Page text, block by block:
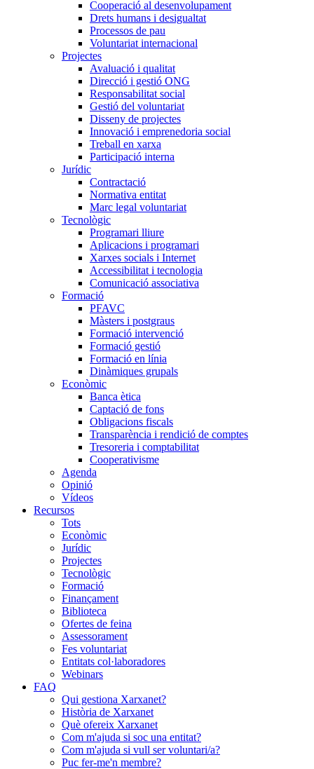
Cooperació al desenvolupament
Drets humans i desigualtat
Processos de pau
Voluntariat internacional
Projectes
Avaluació i qualitat
Direcció i gestió ONG
Responsabilitat social
Gestió del voluntariat
Disseny de projectes
Innovació i emprenedoria social
Treball en xarxa
Participació interna
Jurídic
Contractació
Normativa entitat
Marc legal voluntariat
Tecnològic
Programari lliure
Aplicacions i programari
Xarxes socials i Internet
Accessibilitat i tecnologia
Comunicació associativa
Formació
PFAVC
Màsters i postgraus
Formació intervenció
Formació gestió
Formació en línia
Dinàmiques grupals
Econòmic
Banca ètica
Captació de fons
Obligacions fiscals
Transparència i rendició de comptes
Tresoreria i comptabilitat
Cooperativisme
Agenda
Opinió
Vídeos
Recursos
Tots
Econòmic
Jurídic
Projectes
Tecnològic
Formació
Finançament
Biblioteca
Ofertes de feina
Assessorament
Fes voluntariat
Entitats col·laboradores
Webinars
FAQ
Qui gestiona Xarxanet?
Història de Xarxanet
Què ofereix Xarxanet
Com m'ajuda si soc una entitat?
Com m'ajuda si vull ser voluntari/a?
Puc fer-me'n membre?